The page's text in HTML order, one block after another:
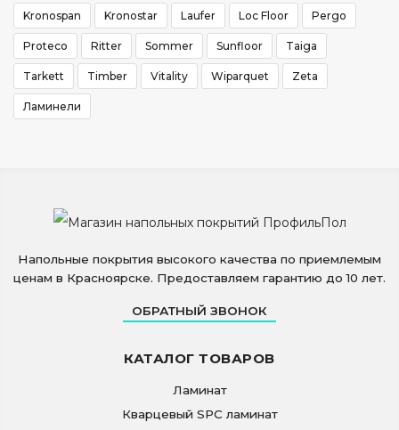
Kronospan Kronostar Laufer Loc Floor Pergo
Proteco Ritter Sommer Sunfloor Taiga
Tarkett Timber Vitality Wiparquet Zeta
Ламинели
Напольные покрытия высокого качества по приемлемым
ценам в Красноярске. Предоставляем гарантию до 10 лет.
ОБРАТНЫЙ ЗВОНОК
КАТАЛОГ ТОВАРОВ
Ламинат
Кварцевый SPC ламинат